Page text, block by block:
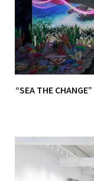
“SEA THE